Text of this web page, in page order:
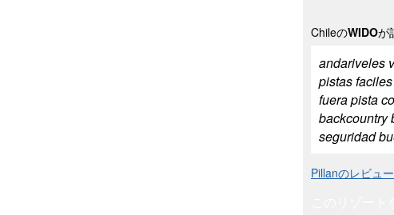
ChileのWIDOが
andariveles
pistas faciles
fuera pista
backcountry
seguridad
Pillanのレビュ